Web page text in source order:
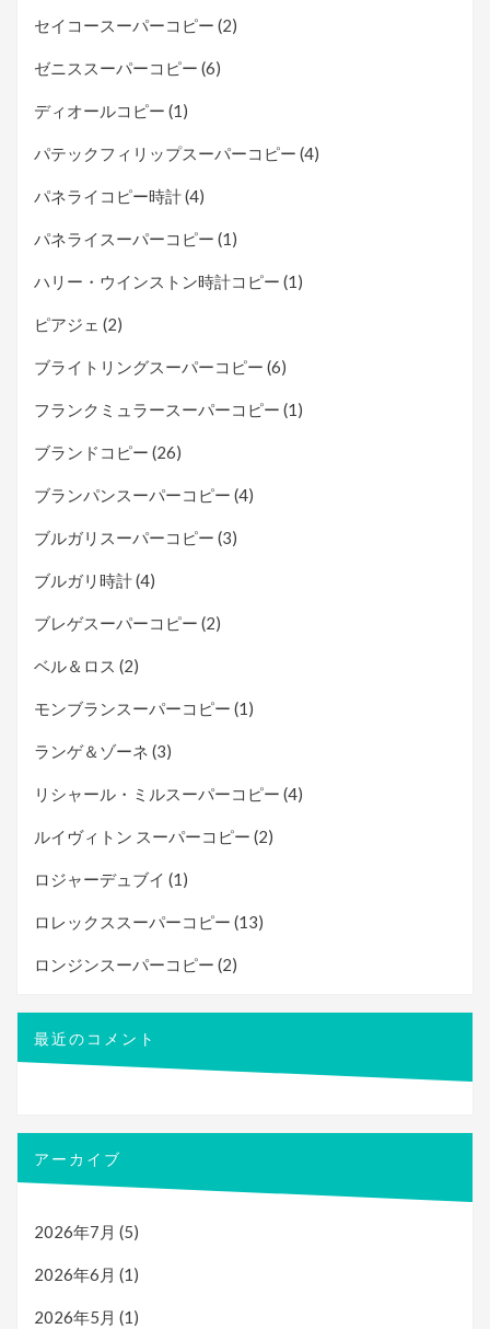
セイコースーパーコピー (2)
ゼニススーパーコピー (6)
ディオールコピー (1)
パテックフィリップスーパーコピー (4)
パネライコピー時計(4)
パネライスーパーコピー (1)
ハリー・ウインストン時計コピー (1)
ピアジェ (2)
ブライトリングスーパーコピー (6)
フランクミュラースーパーコピー (1)
ブランドコピー (26)
ブランパンスーパーコピー (4)
ブルガリスーパーコピー (3)
ブルガリ時計(4)
ブレゲスーパーコピー (2)
ベル＆ロス (2)
モンブランスーパーコピー (1)
ランゲ＆ゾーネ (3)
リシャール・ミルスーパーコピー (4)
ルイヴィトン スーパーコピー (2)
ロジャーデュブイ (1)
ロレックススーパーコピー (13)
ロンジンスーパーコピー (2)
最近のコメント
アーカイブ
2026年7月 (5)
2026年6月 (1)
2026年5月 (1)